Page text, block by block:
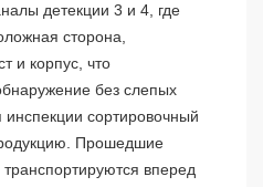
детекции 3 и 4, где
сторона,
и корпус, что
без слепых
сортировочный
Прошедшие
вперед